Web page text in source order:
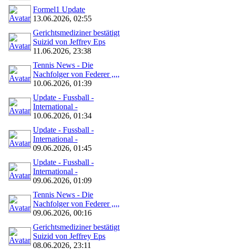
Formel1 Update
13.06.2026, 02:55
Gerichtsmediziner bestätigt
Suizid von Jeffrey Eps
11.06.2026, 23:38
Tennis News - Die
Nachfolger von Federer ,,,,
10.06.2026, 01:39
Update - Fussball -
International -
10.06.2026, 01:34
Update - Fussball -
International -
09.06.2026, 01:45
Update - Fussball -
International -
09.06.2026, 01:09
Tennis News - Die
Nachfolger von Federer ,,,,
09.06.2026, 00:16
Gerichtsmediziner bestätigt
Suizid von Jeffrey Eps
08.06.2026, 23:11